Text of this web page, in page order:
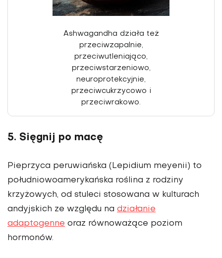
Ashwagandha działa też
przeciwzapalnie,
przeciwutleniająco,
przeciwstarzeniowo,
neuroprotekcyjnie,
przeciwcukrzycowo i
przeciwrakowo.
5. Sięgnij po macę
Pieprzyca peruwiańska (Lepidium meyenii) to
południowoamerykańska roślina z rodziny
krzyżowych, od stuleci stosowana w kulturach
andyjskich ze względu na działanie
adaptogenne oraz równoważące poziom
hormonów.